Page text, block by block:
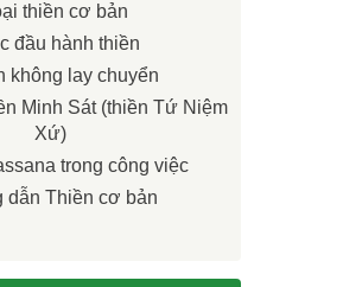
thiền cơ bản
đầu hành thiền
không lay chuyển
Minh Sát (thiền Tứ Niệm
Xứ)
trong công việc
dẫn Thiền cơ bản